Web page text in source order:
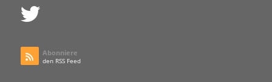
Abonniere
den RSS Feed